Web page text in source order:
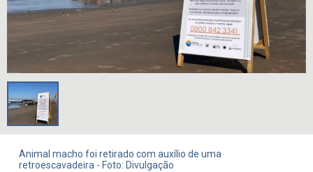
Animal macho foi retirado com auxílio de uma
retroescavadeira - Foto: Divulgação